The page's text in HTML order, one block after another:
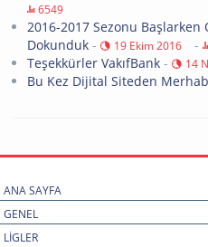
6549
2016-2017 Sezonu Başlarken
Dokunduk - 19 Ekim 2016 -
Teşekkürler VakıfBank - 14
Bu Kez Dijital Siteden
ANA SAYFA
GENEL
LİGLER